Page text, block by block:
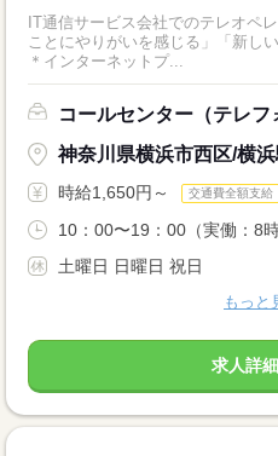
IT通信サービス会社でのテレオペ
ことにやりがいを感じる」「新し
＊インターネットプ...
コールセンター（テレフ
神奈川県横浜市西区/横浜
時給1,650円～ 交通費全額支給
10：00〜19：00（実働：8
土曜日 日曜日 祝日
もっと
求人詳